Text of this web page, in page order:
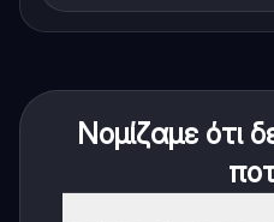
Νομίζαμε ότι